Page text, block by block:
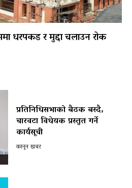
धरपकड र मुद्दा चलाउन रोक
प्रतिनिधिसभाको बैठक बस्दै,
चारवटा विधेयक प्रस्तुत गर्ने
कार्यसूची
कानून खबर